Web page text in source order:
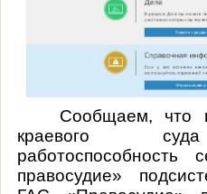
Сообщаем, что
краевого суда
работоспособность
правосудие»